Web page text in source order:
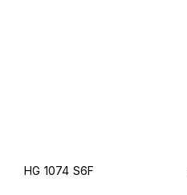
HG 1074 S6F